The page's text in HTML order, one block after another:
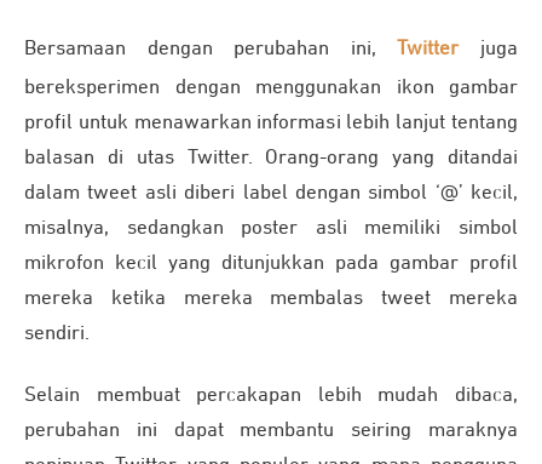
Bersamaan dengan perubahan ini, Twitter
juga
bereksperimen dengan menggunakan ikon gambar
profil untuk menawarkan informasi lebih lanjut tentang
balasan di utas Twitter. Orang-orang yang ditandai
dalam tweet asli diberi label dengan simbol ‘@’ kecil,
misalnya, sedangkan poster asli memiliki simbol
mikrofon kecil yang ditunjukkan pada gambar profil
mereka ketika mereka membalas tweet mereka
sendiri.
Selain membuat percakapan lebih mudah dibaca,
perubahan ini dapat membantu seiring maraknya